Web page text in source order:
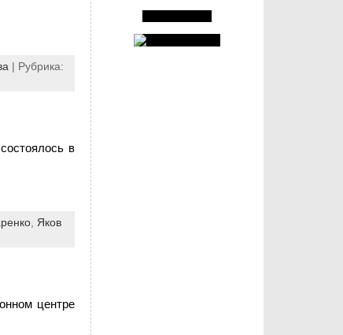
| Рубрика:
в
, Яков
центре